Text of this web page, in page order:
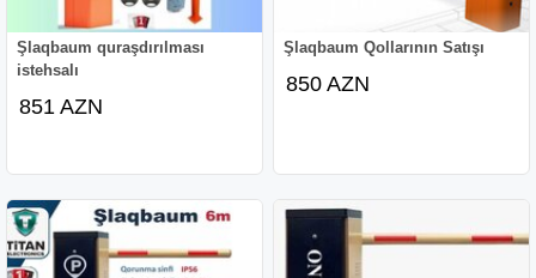
Şlaqbaum quraşdırılması
istehsalı
851 AZN
Şlaqbaum Qollarının Satışı
850 AZN